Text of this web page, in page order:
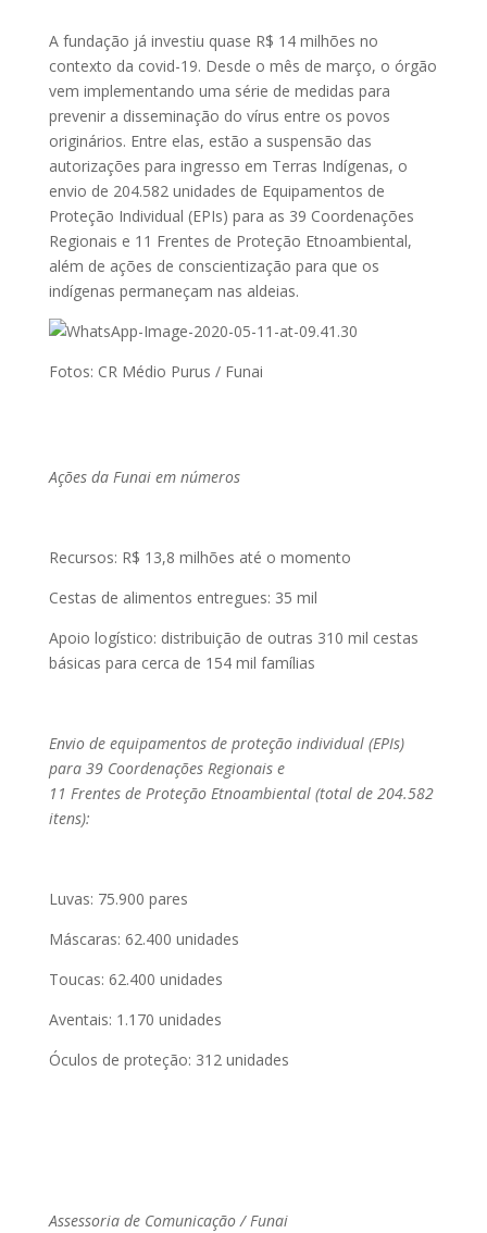
A fundação já investiu quase R$ 14 milhões no
contexto da covid-19. Desde o mês de março, o órgão
vem implementando uma série de medidas para
prevenir a disseminação do vírus entre os povos
originários. Entre elas, estão a suspensão das
autorizações para ingresso em Terras Indígenas, o
envio de 204.582 unidades de Equipamentos de
Proteção Individual (EPIs) para as 39 Coordenações
Regionais e 11 Frentes de Proteção Etnoambiental,
além de ações de conscientização para que os
indígenas permaneçam nas aldeias.
Fotos: CR Médio Purus / Funai
Ações da Funai em números
Recursos: R$ 13,8 milhões até o momento
Cestas de alimentos entregues: 35 mil
Apoio logístico: distribuição de outras 310 mil cestas
básicas para cerca de 154 mil famílias
Envio de equipamentos de proteção individual (EPIs)
para 39 Coordenações Regionais e
11 Frentes de Proteção Etnoambiental (total de 204.582
itens):
Luvas: 75.900 pares
Máscaras: 62.400 unidades
Toucas: 62.400 unidades
Aventais: 1.170 unidades
Óculos de proteção: 312 unidades
Assessoria de Comunicação / Funai